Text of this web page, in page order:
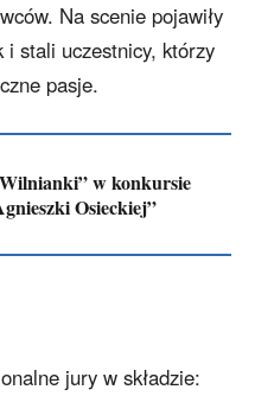
Na scenie pojawiły
stali uczestnicy, którzy
pasje.
w konkursie
Osieckiej”
jury w składzie: